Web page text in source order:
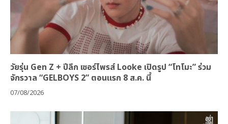
วัยรุ่น Gen Z + ปีลึก เซอร์ไพรส์ Looke เปิดรูป “โทโมะ” ร่วม
จักรวาล “GELBOYS 2” ตอนแรก 8 ส.ค. นี้
07/08/2026